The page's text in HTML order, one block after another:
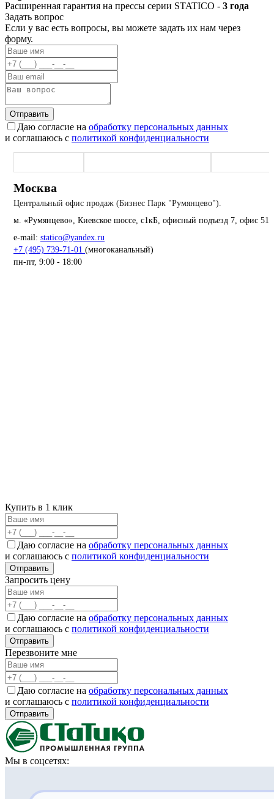
Расширенная гарантия на прессы серии STATICO - 3 года
Задать вопрос
Если у вас есть вопросы, вы можете задать их нам через
форму.
Отправить
Даю согласие на обработку персональных данных
и соглашаюсь с политикой конфиденциальности
Москва
Центральный офис продаж (Бизнес Парк "Румянцево").
м. «Румянцево», Киевское шоссе, с1кБ, офисный подъезд 7, офис
e-mail: statico@yandex.ru
+7 (495) 739-71-01 (многоканальный)
пн-пт, 9:00 - 18:00
Купить в 1 клик
Даю согласие на обработку персональных данных
и соглашаюсь с политикой конфиденциальности
Отправить
Запросить цену
Даю согласие на обработку персональных данных
и соглашаюсь с политикой конфиденциальности
Отправить
Перезвоните мне
Даю согласие на обработку персональных данных
и соглашаюсь с политикой конфиденциальности
Отправить
Мы в соцсетях: